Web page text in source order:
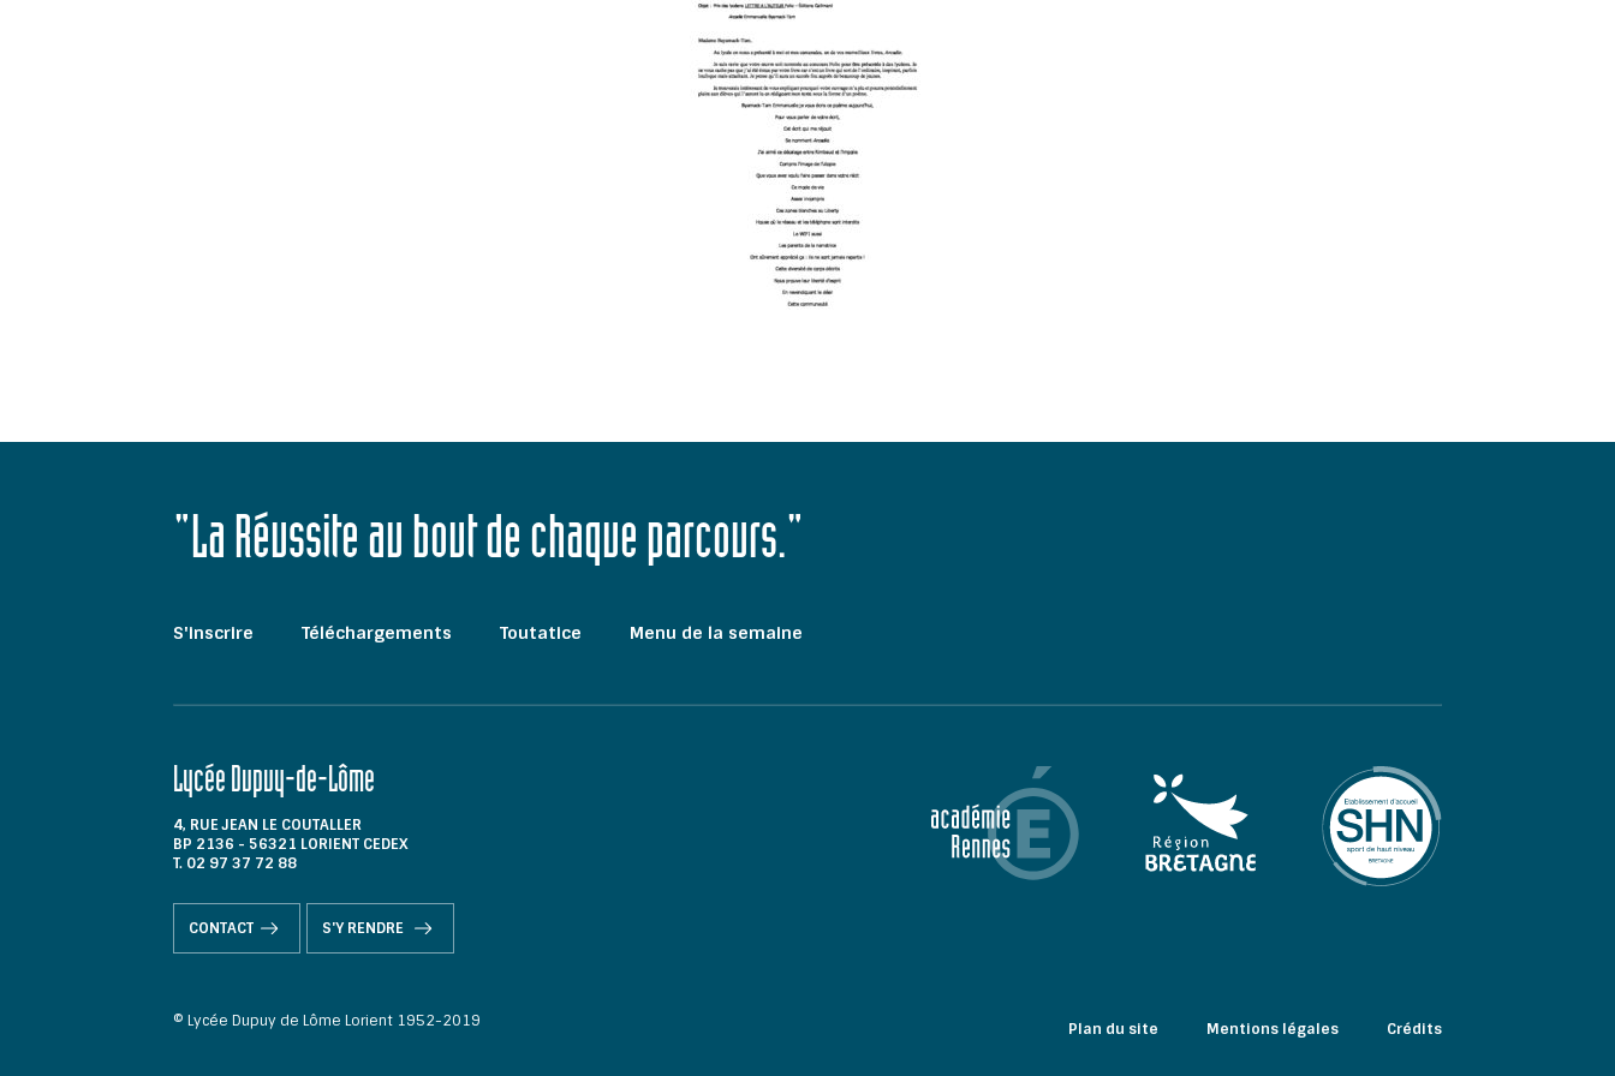
"La Réussite au bout de chaque parcours."
S'inscrire Téléchargements Toutatice Menu de la semaine
Lycée Dupuy-de-Lôme
4, RUE JEAN LE COUTALLER
BP 2136 - 56321 LORIENT CEDEX
T. 02 97 37 72 88
CONTACT S'Y RENDRE
© Lycée Dupuy de Lôme Lorient 1952-2019 Plan du site Mentions légales Crédits